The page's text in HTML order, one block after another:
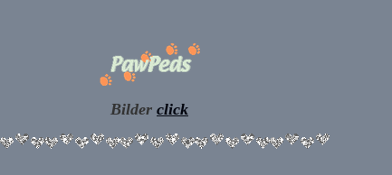
Bilder click